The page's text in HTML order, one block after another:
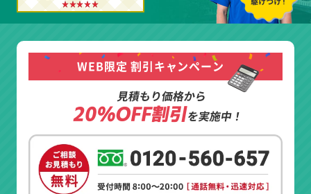
WEB限定 割引キャンペーン
見積もり価格から
20%OFF割引を実施中！